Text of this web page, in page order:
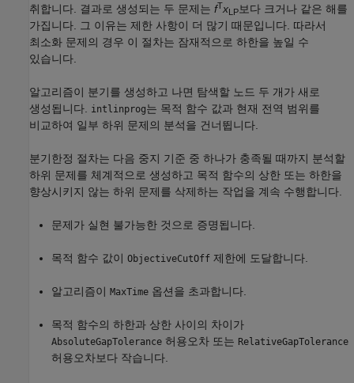
취합니다. 결과로 생성되는 두 문제는 fTxLP보다 크거나 같은 해를
가집니다. 그 이유는 제한 사항이 더 많기 때문입니다. 따라서
최소화 문제의 경우 이 절차는 잠재적으로 하한을 높일 수
있습니다.
알고리즘이 분기를 생성하고 나면 탐색할 노드 두 개가 새로
생성됩니다. intlinprog는 목적 함수 값과 현재 전역 범위를
비교하여 일부 하위 문제의 분석을 건너뜁니다.
분기한정 절차는 다음 중지 기준 중 하나가 충족될 때까지 분석할
하위 문제를 체계적으로 생성하고 목적 함수의 상한 또는 하한을
향상시키지 않는 하위 문제를 삭제하는 작업을 계속 수행합니다.
문제가 실현 불가능한 것으로 증명됩니다.
목적 함수 값이 ObjectiveCutOff 제한에 도달합니다.
알고리즘이 MaxTime 옵션을 초과합니다.
목적 함수의 하한과 상한 사이의 차이가
AbsoluteGapTolerance 허용오차 또는 RelativeGapTolerance
허용오차보다 작습니다.